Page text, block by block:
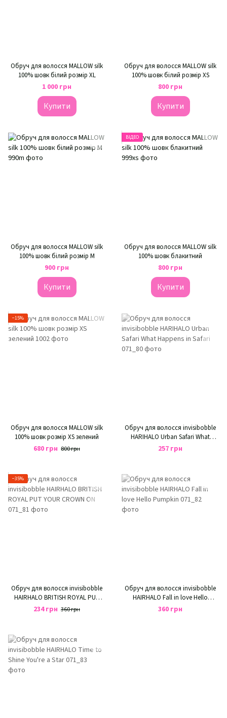
Обруч для волосся MALLOW silk
100% шовк білий розмір XL
1 000 грн
Купити
Обруч для волосся MALLOW silk
100% шовк білий розмір XS
800 грн
Купити
Обруч для волосся MALLOW silk
100% шовк білий розмір M
900 грн
Купити
ВІДЕО
Обруч для волосся MALLOW silk
100% шовк блакитний
800 грн
Купити
−15%
Обруч для волосся MALLOW silk
100% шовк розмір XS зелений
680 грн 800 грн
Обруч для волосся invisibobble
HARIHALO Urban Safari What
Happens in Safari
257 грн
−35%
Обруч для волосся invisibobble
HAIRHALO BRITISH ROYAL PUT
YOUR CROWN ON
234 грн 360 грн
Обруч для волосся invisibobble
HAIRHALO Fall in love Hello
Pumpkin
360 грн